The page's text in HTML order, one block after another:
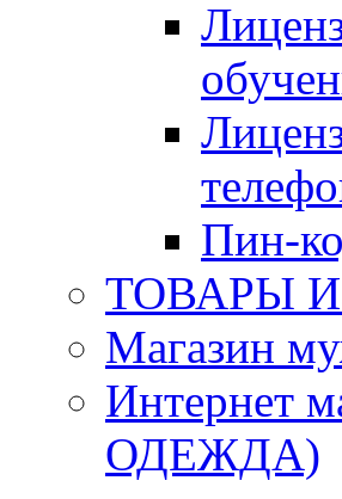
Пин-
ТОВАРЫ
Магазин
Интернет
ОДЕЖДА)